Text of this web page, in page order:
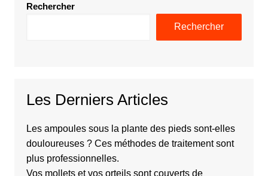
Rechercher
Rechercher
Les Derniers Articles
Les ampoules sous la plante des pieds sont-elles
douloureuses ? Ces méthodes de traitement sont
plus professionnelles.
Vos mollets et vos orteils sont couverts de